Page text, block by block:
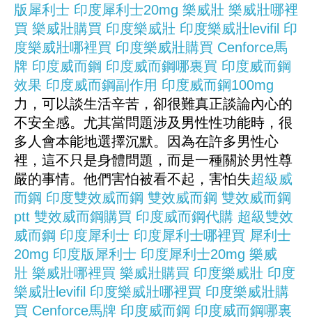
版犀利士 印度犀利士20mg 樂威壯 樂威壯哪裡
買 樂威壯購買 印度樂威壯 印度樂威壯levifil 印
度樂威壯哪裡買 印度樂威壯購買 Cenforce馬
牌 印度威而鋼 印度威而鋼哪裏買 印度威而鋼
效果 印度威而鋼副作用 印度威而鋼100mg
力，可以談生活辛苦，卻很難真正談論內心的
不安全感。尤其當問題涉及男性性功能時，很
多人會本能地選擇沉默。因為在許多男性心
裡，這不只是身體問題，而是一種關於男性尊
嚴的事情。他們害怕被看不起，害怕失超級威
而鋼 印度雙效威而鋼 雙效威而鋼 雙效威而鋼
ptt 雙效威而鋼購買 印度威而鋼代購 超級雙效
威而鋼 印度犀利士 印度犀利士哪裡買 犀利士
20mg 印度版犀利士 印度犀利士20mg 樂威
壯 樂威壯哪裡買 樂威壯購買 印度樂威壯 印度
樂威壯levifil 印度樂威壯哪裡買 印度樂威壯購
買 Cenforce馬牌 印度威而鋼 印度威而鋼哪裏